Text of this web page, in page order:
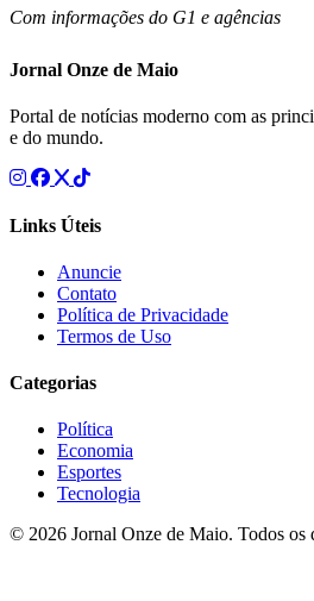
Com informações do G1 e agências
Jornal Onze de Maio
Portal de notícias moderno com as
e do mundo.
Links Úteis
Anuncie
Contato
Política de Privacidade
Termos de Uso
Categorias
Política
Economia
Esportes
Tecnologia
© 2026 Jornal Onze de Maio. Todos os